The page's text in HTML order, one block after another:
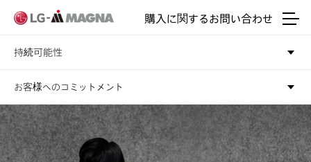
購入に関するお問い合わせ
持続可能性
お客様へのコミットメント